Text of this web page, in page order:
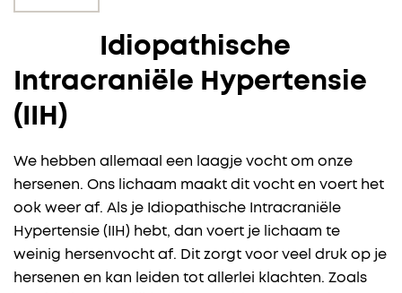
Idiopathische
Intracraniële Hypertensie
(IIH)
We hebben allemaal een laagje vocht om onze
hersenen. Ons lichaam maakt dit vocht en voert het
ook weer af. Als je Idiopathische Intracraniële
Hypertensie (IIH) hebt, dan voert je lichaam te
weinig hersenvocht af. Dit zorgt voor veel druk op je
hersenen en kan leiden tot allerlei klachten. Zoals